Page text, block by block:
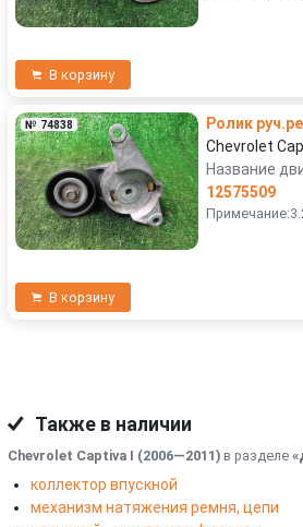
В корзину
№ 74838
Ролик
Chevrolet
Название
12575509
В корзину
Также в наличии
Chevrolet Captiva I (2006—2011) в разделе
коллектор впускной
механизм натяжения ремня, цепи